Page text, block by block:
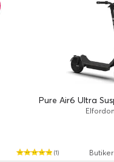
Pure Air6 Ultra
Elfordon
(1) Butiker